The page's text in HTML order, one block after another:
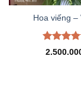
Hoa viếng –
Được